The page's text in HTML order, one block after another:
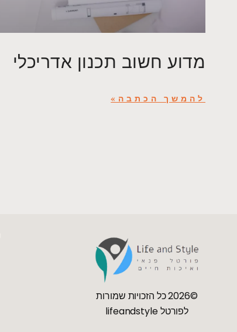
מדוע חשוב תכנון אדריכלי
להמשך הכתבה»
©2026 כל הזכויות שמורות
לפורטל lifeandstyle